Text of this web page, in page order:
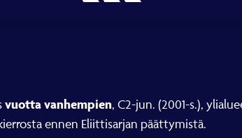
vuotta vanhempien, C2-jun. (2001-s.),
ennen Eliittisarjan päättymistä.